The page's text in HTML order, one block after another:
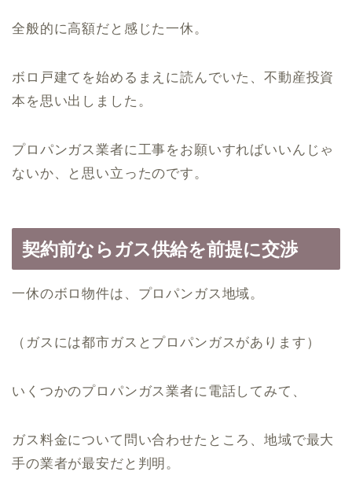
全般的に高額だと感じた一休。
ボロ戸建てを始めるまえに読んでいた、不動産投資
本を思い出しました。
プロパンガス業者に工事をお願いすればいいんじゃ
ないか、と思い立ったのです。
契約前ならガス供給を前提に交渉
一休のボロ物件は、プロパンガス地域。
（ガスには都市ガスとプロパンガスがあります）
いくつかのプロパンガス業者に電話してみて、
ガス料金について問い合わせたところ、地域で最大
手の業者が最安だと判明。